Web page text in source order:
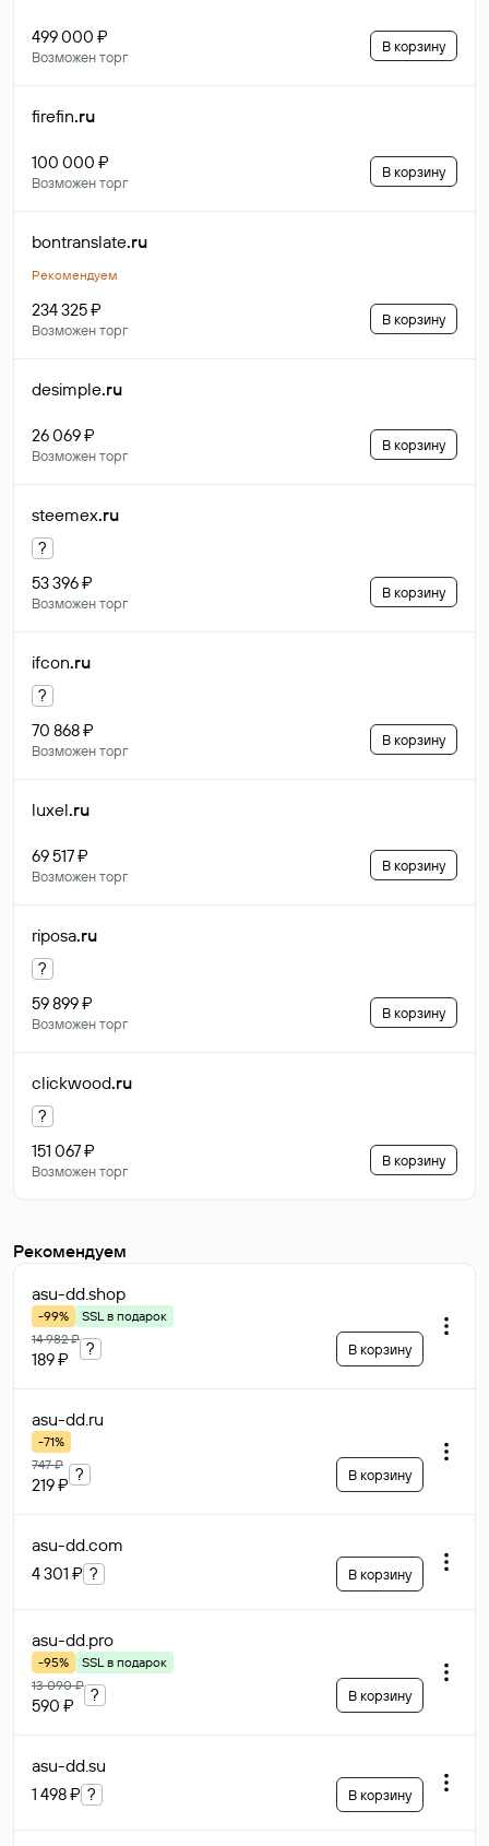
499 000 ₽
Возможен торг
В корзину
firefin.ru
100 000 ₽
Возможен торг
В корзину
bontranslate.ru
Рекомендуем
234 325 ₽
Возможен торг
В корзину
desimple.ru
26 069 ₽
Возможен торг
В корзину
steemex.ru
?
53 396 ₽
Возможен торг
В корзину
ifcon.ru
?
70 868 ₽
Возможен торг
В корзину
luxel.ru
69 517 ₽
Возможен торг
В корзину
riposa.ru
?
59 899 ₽
Возможен торг
В корзину
clickwood.ru
?
151 067 ₽
Возможен торг
В корзину
Рекомендуем
asu-dd.shop
-99%
SSL в подарок
14 982 ₽
189 ₽
? В корзину
asu-dd.ru
-71%
747 ₽
219 ₽
? В корзину
asu-dd.com
4 301 ₽ ? В корзину
asu-dd.pro
-95%
SSL в подарок
13 090 ₽
590 ₽
? В корзину
asu-dd.su
1 498 ₽ ? В корзину